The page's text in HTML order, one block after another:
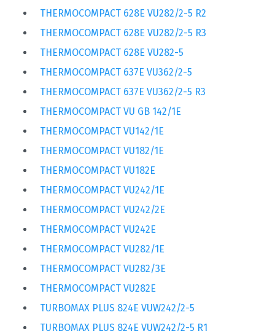
THERMOCOMPACT 628E VU282/2-5 R2
THERMOCOMPACT 628E VU282/2-5 R3
THERMOCOMPACT 628E VU282-5
THERMOCOMPACT 637E VU362/2-5
THERMOCOMPACT 637E VU362/2-5 R3
THERMOCOMPACT VU GB 142/1E
THERMOCOMPACT VU142/1E
THERMOCOMPACT VU182/1E
THERMOCOMPACT VU182E
THERMOCOMPACT VU242/1E
THERMOCOMPACT VU242/2E
THERMOCOMPACT VU242E
THERMOCOMPACT VU282/1E
THERMOCOMPACT VU282/3E
THERMOCOMPACT VU282E
TURBOMAX PLUS 824E VUW242/2-5
TURBOMAX PLUS 824E VUW242/2-5 R1